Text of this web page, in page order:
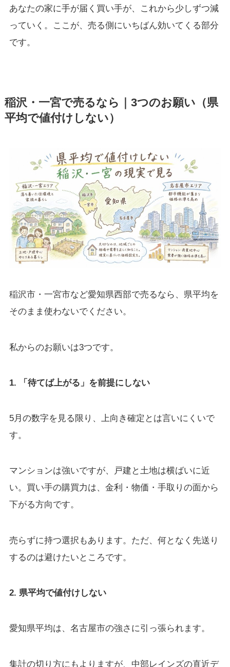
あなたの家に手が届く買い手が、これから少しずつ減
っていく。ここが、売る側にいちばん効いてくる部分
です。
稲沢・一宮で売るなら｜3つのお願い（県
平均で値付けしない）
稲沢市・一宮市など愛知県西部で売るなら、県平均を
そのまま使わないでください。
私からのお願いは3つです。
1. 「待てば上がる」を前提にしない
5月の数字を見る限り、上向き確定とは言いにくいで
す。
マンションは強いですが、戸建と土地は横ばいに近
い。買い手の購買力は、金利・物価・手取りの面から
下がる方向です。
売らずに持つ選択もあります。ただ、何となく先送り
するのは避けたいところです。
2. 県平均で値付けしない
愛知県平均は、名古屋市の強さに引っ張られます。
集計の切り方にもよりますが、中部レインズの直近デ